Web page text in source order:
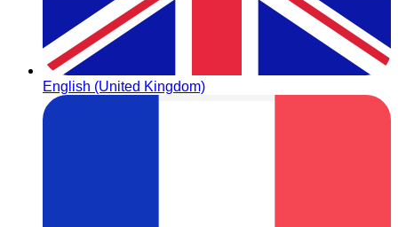
English (United Kingdom)